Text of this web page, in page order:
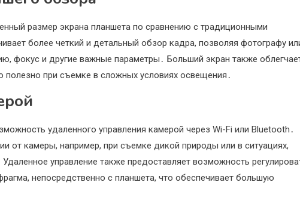
размер экрана планшета по сравнению с традиционными
более четкий и детальный обзор кадра, позволяя фотографу
фокус и другие важные параметры․ Больший экран также
полезно при съемке в сложных условиях освещения․
удаленного управления камерой через Wi-Fi или Bluetooth․
от камеры, например, при съемке дикой природы или в ситуациях,
управление также предоставляет возможность
непосредственно с планшета, что обеспечивает большую